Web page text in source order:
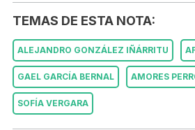
TEMAS DE ESTA NOTA:
ALEJANDRO GONZÁLEZ IÑÁRRITU
GAEL GARCÍA BERNAL AMORES
SOFÍA VERGARA